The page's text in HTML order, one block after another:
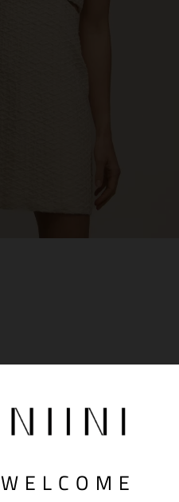
WELCOME
VESTIDO LOU OFF WHITE